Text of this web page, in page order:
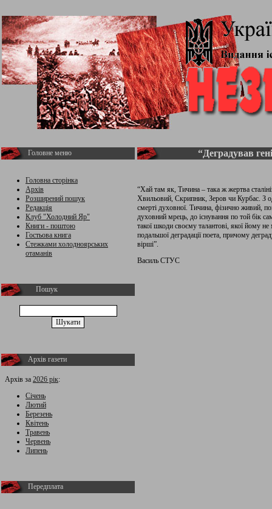
Головне меню
Головна сторінка
Архів
Розширений пошук
Редакція
Клуб "Холодний Яр"
Книги - поштою
Гостьова книга
Стежками холодноярських
отаманів
Пошук
Архів газети
Архів за 2026 рік:
Січень
Лютий
Березень
Квітень
Травень
Червень
Липень
Передплата
“Деградував
“Хай там як, Тичина – така ж жертва
Хвильовий, Скрипник, Зеров чи Курбас. З
смерті духовної. Тичина, фізично живий,
духовний мрець, до існування по той бік
такої шкоди своєму талантові, якої йому
подальшої деградації поета, причому
вірші”.
Василь СТУС